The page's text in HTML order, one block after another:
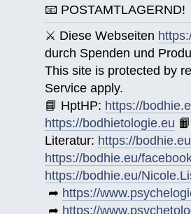
📧 POSTAMTLAGERND!
⚔ Diese Webseiten
durch Spenden und
This site is protected by
Service apply.
📘 HptHP: https://
https://bodhietologie.eu 📙
Literatur: https://
https://bodhie.eu/
https://bodhie.eu/
➦ https://
➦ https://